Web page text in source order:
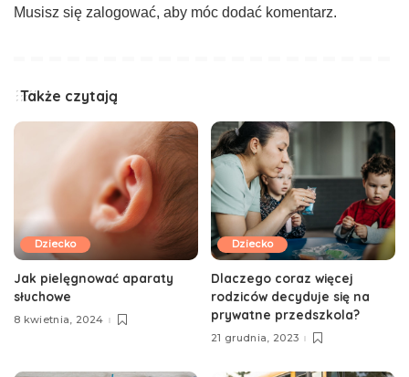
Musisz się zalogować, aby móc dodać komentarz.
Także czytają
Dziecko
Jak pielęgnować aparaty
słuchowe
8 kwietnia, 2024
Dziecko
Dlaczego coraz więcej
rodziców decyduje się na
prywatne przedszkola?
21 grudnia, 2023